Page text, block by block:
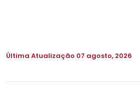
Última Atualização 07 agosto, 2026